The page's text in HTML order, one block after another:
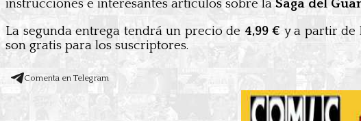
instrucciones e interesantes artículos sobre laSaga del
La segunda entrega tendrá un precio de 4,99 € y a partir de
son gratis para los suscriptores.
Comenta en Telegram